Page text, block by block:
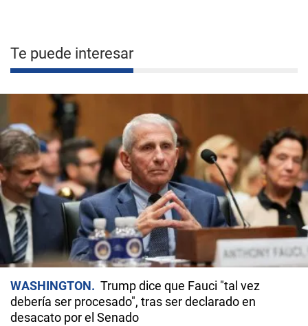
Te puede interesar
WASHINGTON
Trump dice que Fauci "tal vez
debería ser procesado", tras ser declarado en
desacato por el Senado